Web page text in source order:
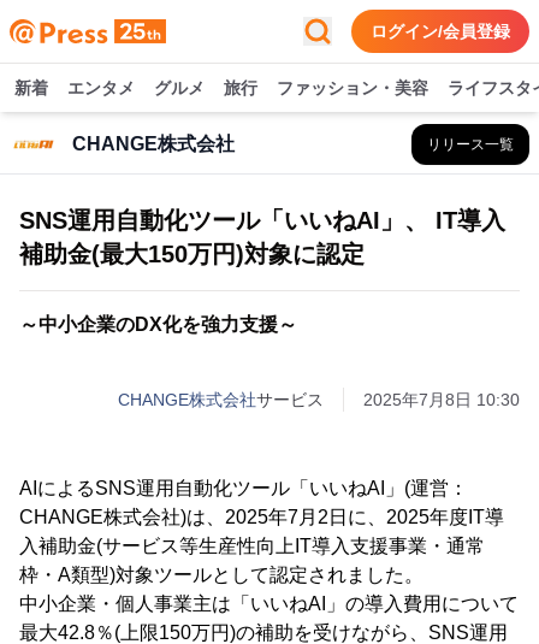
ログイン/会員登録
新着 エンタメ グルメ 旅行 ファッション・美容 ライフスタ
CHANGE株式会社 リリース一覧
SNS運用自動化ツール「いいねAI」、 IT導入
補助金(最大150万円)対象に認定
～中小企業のDX化を強力支援～
CHANGE株式会社サービス 2025年7月8日 10:30
AIによるSNS運用自動化ツール「いいねAI」(運営：
CHANGE株式会社)は、2025年7月2日に、2025年度IT導
入補助金(サービス等生産性向上IT導入支援事業・通常
枠・A類型)対象ツールとして認定されました。
中小企業・個人事業主は「いいねAI」の導入費用について
最大42.8％(上限150万円)の補助を受けながら、SNS運用